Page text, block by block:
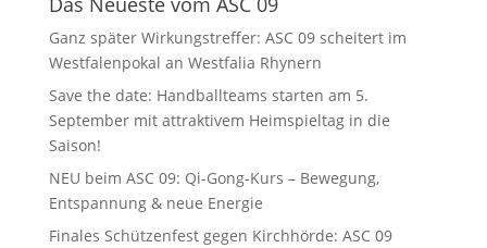
Ganz später Wirkungstreffer: ASC 09 scheitert im
Westfalenpokal an Westfalia Rhynern
Save the date: Handballteams starten am 5.
September mit attraktivem Heimspieltag in die
Saison!
NEU beim ASC 09: Qi-Gong-Kurs – Bewegung,
Entspannung & neue Energie
Finales Schützenfest gegen Kirchhörde: ASC 09